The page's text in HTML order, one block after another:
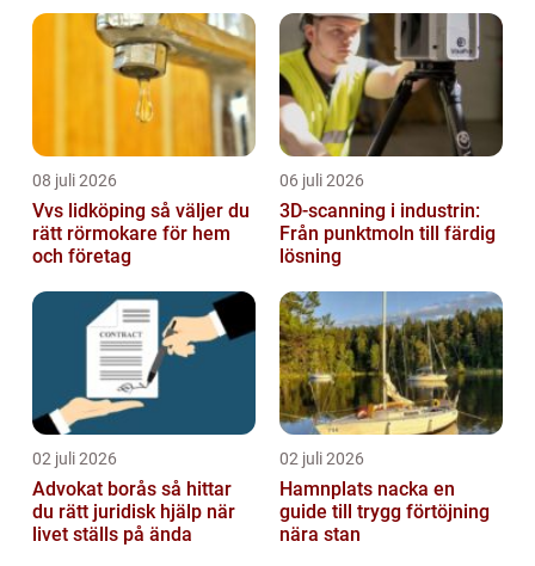
08 juli 2026
Vvs lidköping så väljer du
rätt rörmokare för hem
och företag
06 juli 2026
3D-scanning i industrin:
Från punktmoln till färdig
lösning
02 juli 2026
Advokat borås så hittar
du rätt juridisk hjälp när
livet ställs på ända
02 juli 2026
Hamnplats nacka en
guide till trygg förtöjning
nära stan